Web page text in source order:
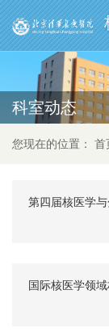
科室动态
您现在的位置： 首
第四届核医学
国际核医学领